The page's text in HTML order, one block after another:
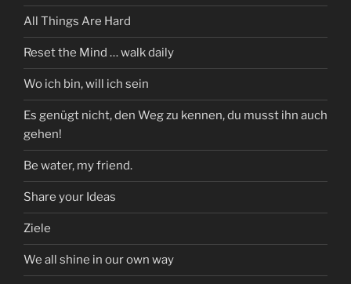
All Things Are Hard
Reset the Mind … walk daily
Wo ich bin, will ich sein
Es genügt nicht, den Weg zu kennen, du musst ihn auch
gehen!
Be water, my friend.
Share your Ideas
Ziele
We all shine in our own way